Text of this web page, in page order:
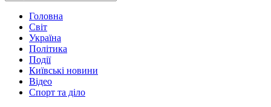
Головна
Світ
Україна
Політика
Події
Київські новини
Відео
Спорт та діло